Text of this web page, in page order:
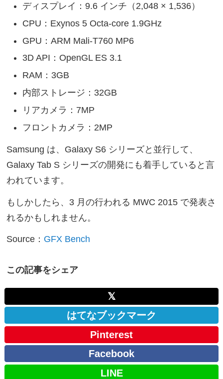
ディスプレイ：9.6 インチ（2,048 × 1,536）
CPU：Exynos 5 Octa-core 1.9GHz
GPU：ARM Mali-T760 MP6
3D API：OpenGL ES 3.1
RAM：3GB
内部ストレージ：32GB
リアカメラ：7MP
フロントカメラ：2MP
Samsung は、Galaxy S6 シリーズと並行して、
Galaxy Tab S シリーズの開発にも着手していると言
われています。
もしかしたら、3 月の行われる MWC 2015 で発表さ
れるかもしれません。
Source： GFX Bench
この記事をシェア
𝕏
はてなブックマーク
Pinterest
Facebook
LINE